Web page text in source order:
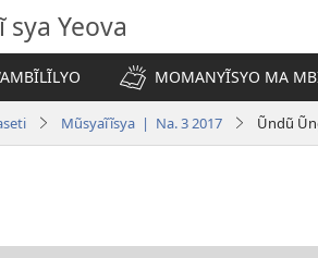
sya Yeova
MOMANYĨSYO MA
Mũsyaĩĩsya | Na. 3 2017 Ũndũ